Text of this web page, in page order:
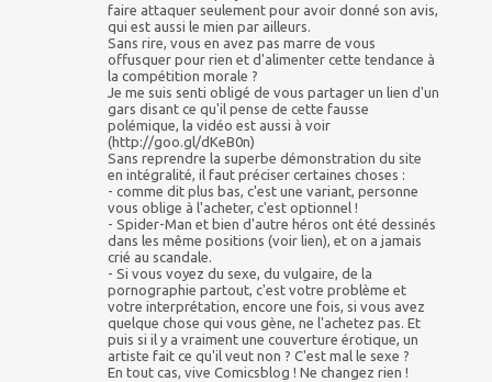
faire attaquer seulement pour avoir donné son avis,
qui est aussi le mien par ailleurs.
Sans rire, vous en avez pas marre de vous
offusquer pour rien et d'alimenter cette tendance à
la compétition morale ?
Je me suis senti obligé de vous partager un lien d'un
gars disant ce qu'il pense de cette fausse
polémique, la vidéo est aussi à voir
(http://goo.gl/dKeB0n)
Sans reprendre la superbe démonstration du site
en intégralité, il faut préciser certaines choses :
- comme dit plus bas, c'est une variant, personne
vous oblige à l'acheter, c'est optionnel !
- Spider-Man et bien d'autre héros ont été dessinés
dans les même positions (voir lien), et on a jamais
crié au scandale.
- Si vous voyez du sexe, du vulgaire, de la
pornographie partout, c'est votre problème et
votre interprétation, encore une fois, si vous avez
quelque chose qui vous gène, ne l'achetez pas. Et
puis si il y a vraiment une couverture érotique, un
artiste fait ce qu'il veut non ? C'est mal le sexe ?
En tout cas, vive Comicsblog ! Ne changez rien !